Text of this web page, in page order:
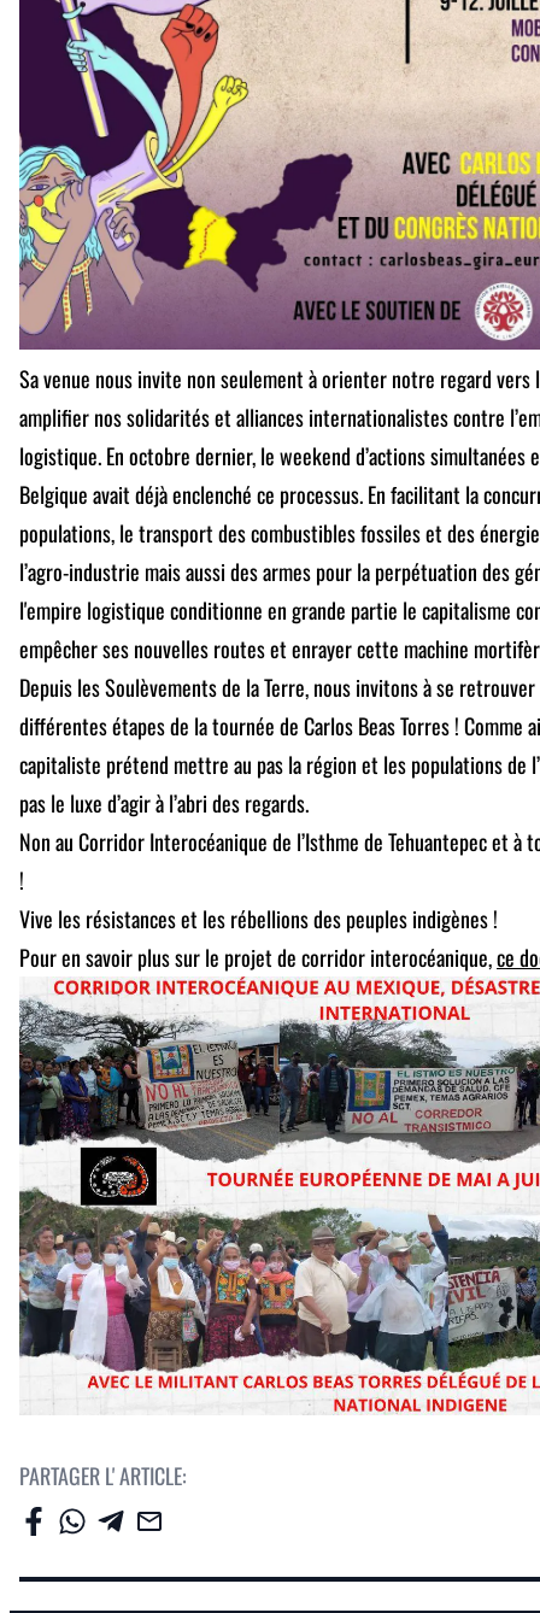
PARTAGER L' ARTICLE:
Sa venue nous invite non seulement à orienter notre regard vers
amplifier nos solidarités et alliances internationalistes contre
logistique. En octobre dernier, le weekend d’actions simultanées
Belgique avait déjà enclenché ce processus. En facilitant la
populations, le transport des combustibles fossiles et des
l’agro-industrie mais aussi des armes pour la perpétuation des
l'empire logistique conditionne en grande partie le capitalisme
empêcher ses nouvelles routes et enrayer cette machine
Depuis les Soulèvements de la Terre, nous invitons à se
différentes étapes de la tournée de Carlos Beas Torres ! Comme
capitaliste prétend mettre au pas la région et les populations de
pas le luxe d’agir à l’abri des regards.
Non au Corridor Interocéanique de l’Isthme de Tehuantepec et
!
Vive les résistances et les rébellions des peuples indigènes !
Pour en savoir plus sur le projet de corridor interocéanique,ce